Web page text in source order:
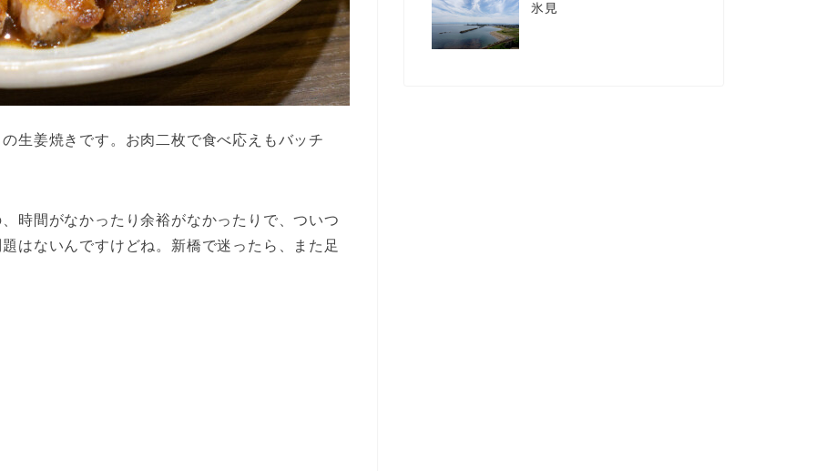
生姜焼きです。お肉二枚で食べ応えもバッチ
時間がなかったり余裕がなかったりで、ついつ
はないんですけどね。新橋で迷ったら、また足
氷見